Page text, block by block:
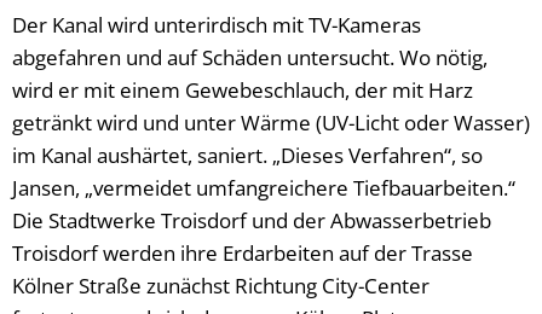
Der Kanal wird unterirdisch mit TV-Kameras
abgefahren und auf Schäden untersucht. Wo nötig,
wird er mit einem Gewebeschlauch, der mit Harz
getränkt wird und unter Wärme (UV-Licht oder Wasser)
im Kanal aushärtet, saniert. „Dieses Verfahren“, so
Jansen, „vermeidet umfangreichere Tiefbauarbeiten.“
Die Stadtwerke Troisdorf und der Abwasserbetrieb
Troisdorf werden ihre Erdarbeiten auf der Trasse
Kölner Straße zunächst Richtung City-Center